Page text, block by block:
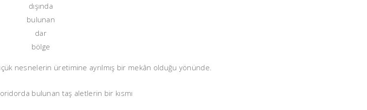
dışında
bulunan
dar
bölge
nesnelerin üretimine ayrılmış bir mekân olduğu yönünde.
bulunan taş aletlerin bir kısmı